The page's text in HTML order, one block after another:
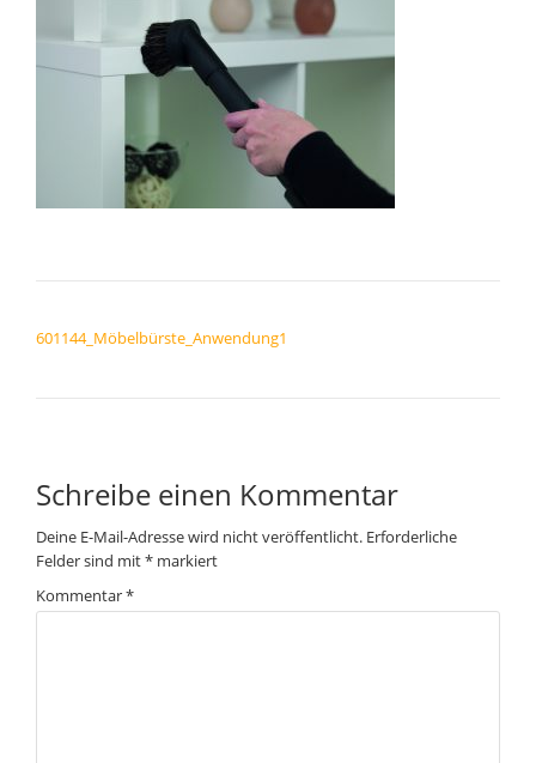
601144_Möbelbürste_Anwendung1
Schreibe einen Kommentar
Deine E-Mail-Adresse wird nicht veröffentlicht. Erforderliche
Felder sind mit* markiert
Kommentar*